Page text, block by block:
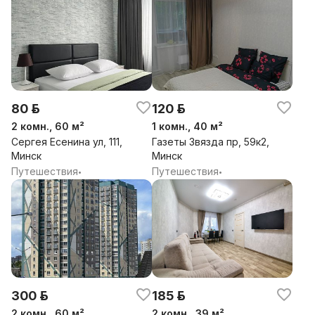
80 р.
2 комн., 60 м²
Сергея Есенина ул, 111,
Минск
Путешествия•
120 р.
1 комн., 40 м²
Газеты Звязда пр, 59к2,
Минск
Путешествия•
300 р. 185 р.